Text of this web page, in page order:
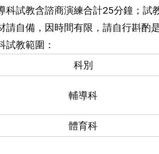
科試教含諮商演練合計25分鐘；試
請自備，因時間有限，請自行斟酌
試教範圍：
科別
輔導科
體育科